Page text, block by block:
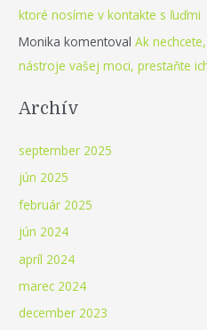
ktoré nosíme v kontakte s ľuďmi
Monika komentovalAk
nástroje vašej moci, prestaňte
Archív
september 2025
jún 2025
február 2025
jún 2024
apríl 2024
marec 2024
december 2023